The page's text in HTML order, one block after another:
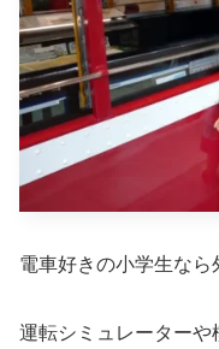
電車好きの小学生なら
運転シミュレーター